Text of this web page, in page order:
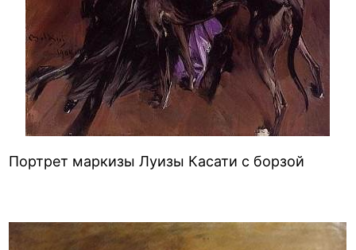
Портрет маркизы Луизы Касати с борзой